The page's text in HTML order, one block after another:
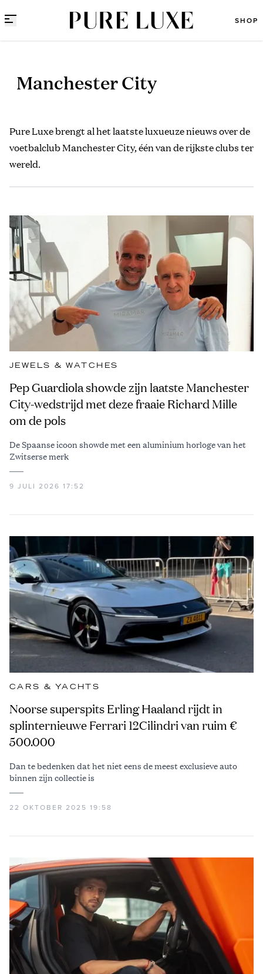
SHOP
Manchester City
Pure Luxe brengt al het laatste luxueuze nieuws over de
voetbalclub Manchester City, één van de rijkste clubs ter
wereld.
JEWELS & WATCHES
Pep Guardiola showde zijn laatste Manchester
City-wedstrijd met deze fraaie Richard Mille
om de pols
De Spaanse icoon showde met een aluminium horloge van het
Zwitserse merk
9 JULI 2026 17:52
CARS & YACHTS
Noorse superspits Erling Haaland rijdt in
splinternieuwe Ferrari 12Cilindri van ruim €
500.000
Dan te bedenken dat het niet eens de meest exclusieve auto
binnen zijn collectie is
22 OKTOBER 2025 19:58